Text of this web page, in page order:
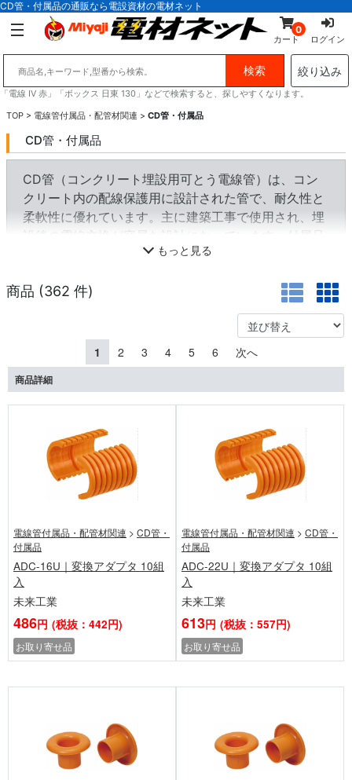
CD管・付属品の通販なら電設資材の電材ネット
0
カート ログイン
絞り込み
「電線 IV 赤」「ボックス 日東 130」などで検索すると、探しやすくなります。
TOP > 電線管付属品・配管材関連 > CD管・付属品
CD管・付属品
CD管（コンクリート埋設用可とう電線管）は、コン
クリート内の配線保護用に設計された管で、耐久性と
柔軟性に優れています。主に建築工事で使用され、埋
設後の電線交換が容易な設計になっています。付属品
には専用のジョイントや固定金具があり、安全な施工
もっと見る
商品 (362 件)
1 2 3 4 5 6 次へ
商品詳細
電線管付属品・配管材関連 > CD管・
付属品
ADC-16U｜変換アダプタ 10組
入
未来工業
486円 (税抜：442円)
お取り寄せ品
電線管付属品・配管材関連 > CD管・
付属品
ADC-22U｜変換アダプタ 10組
入
未来工業
613円 (税抜：557円)
お取り寄せ品